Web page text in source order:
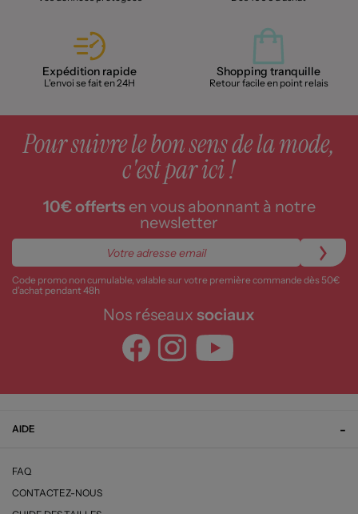
Expédition rapide
L'envoi se fait en 24H
Shopping tranquille
Retour facile en point relais
Pour suivre le bon sens de la mode,
c'est par ici !
10€ offertsen vous abonnant à notre
newsletter
Code promo non cumulable, valable sur votre première commande dès 50€
d’achat pendant 48h
Nos réseaux sociaux
AIDE
FAQ
CONTACTEZ-NOUS